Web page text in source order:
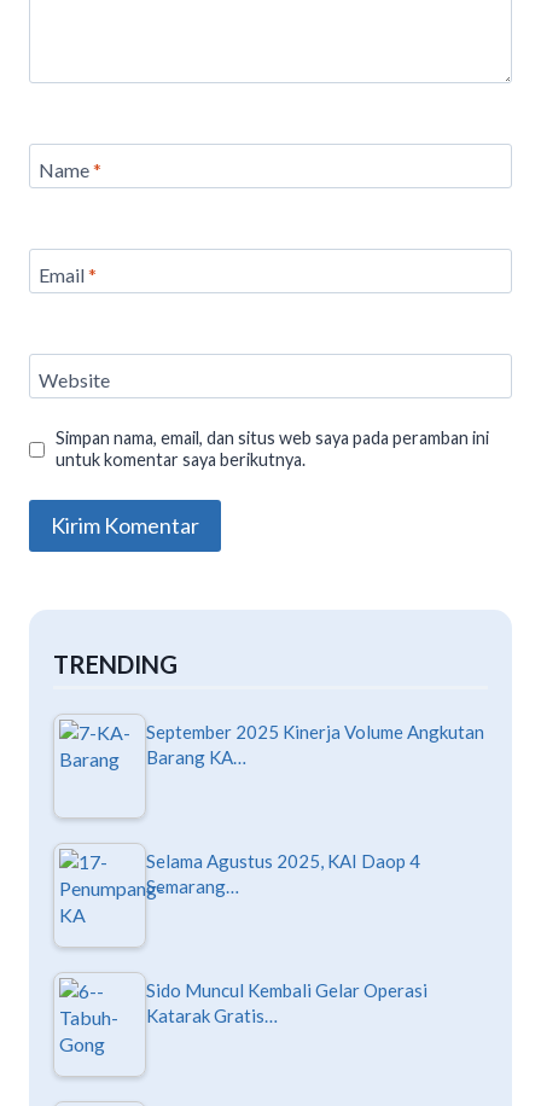
Name*
Email*
Website
Simpan nama, email, dan situs web saya pada peramban ini
untuk komentar saya berikutnya.
TRENDING
September 2025 Kinerja Volume Angkutan
Barang KA…
Selama Agustus 2025, KAI Daop 4
Semarang…
Sido Muncul Kembali Gelar Operasi
Katarak Gratis…